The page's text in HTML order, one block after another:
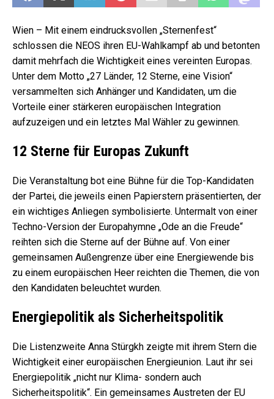
Wien – Mit einem eindrucksvollen „Sternenfest“
schlossen die NEOS ihren EU-Wahlkampf ab und betonten
damit mehrfach die Wichtigkeit eines vereinten Europas.
Unter dem Motto „27 Länder, 12 Sterne, eine Vision“
versammelten sich Anhänger und Kandidaten, um die
Vorteile einer stärkeren europäischen Integration
aufzuzeigen und ein letztes Mal Wähler zu gewinnen.
12 Sterne für Europas Zukunft
Die Veranstaltung bot eine Bühne für die Top-Kandidaten
der Partei, die jeweils einen Papierstern präsentierten, der
ein wichtiges Anliegen symbolisierte. Untermalt von einer
Techno-Version der Europahymne „Ode an die Freude“
reihten sich die Sterne auf der Bühne auf. Von einer
gemeinsamen Außengrenze über eine Energiewende bis
zu einem europäischen Heer reichten die Themen, die von
den Kandidaten beleuchtet wurden.
Energiepolitik als Sicherheitspolitik
Die Listenzweite Anna Stürgkh zeigte mit ihrem Stern die
Wichtigkeit einer europäischen Energieunion. Laut ihr sei
Energiepolitik „nicht nur Klima- sondern auch
Sicherheitspolitik“. Ein gemeinsames Austreten der EU